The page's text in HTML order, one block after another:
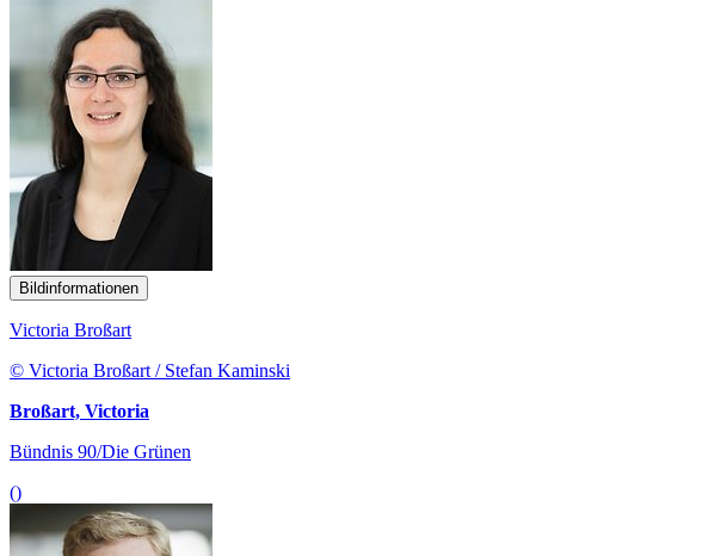
Bildinformationen
Victoria Broßart
© Victoria Broßart / Stefan Kaminski
Broßart, Victoria
Bündnis 90/Die Grünen
()